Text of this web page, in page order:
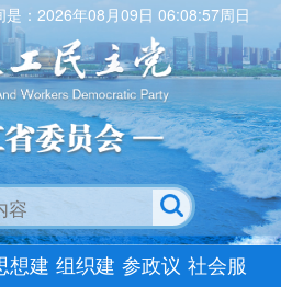
是：2026年08月09日 06:08:58周日
想建 组织建 参政议 社会服